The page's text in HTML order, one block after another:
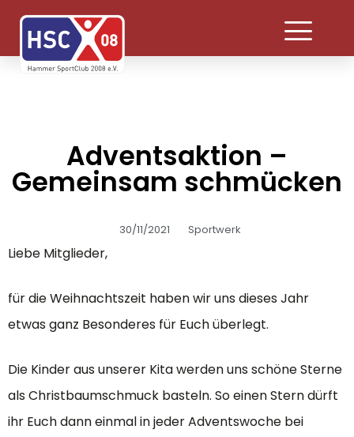
Adventsaktion –
Gemeinsam schmücken
30/11/2021 Sportwerk
Liebe Mitglieder,
für die Weihnachtszeit haben wir uns dieses Jahr
etwas ganz Besonderes für Euch überlegt.
Die Kinder aus unserer Kita werden uns schöne Sterne
als Christbaumschmuck basteln. So einen Stern dürft
ihr Euch dann einmal in jeder Adventswoche bei